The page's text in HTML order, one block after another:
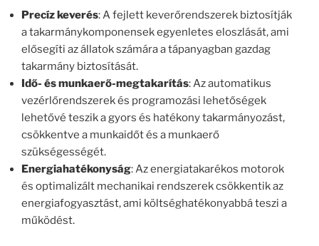
Precíz keverés: A fejlett keverőrendszerek biztosítják
a takarmánykomponensek egyenletes eloszlását, ami
elősegíti az állatok számára a tápanyagban gazdag
takarmány biztosítását.
Idő- és munkaerő-megtakarítás: Az automatikus
vezérlőrendszerek és programozási lehetőségek
lehetővé teszik a gyors és hatékony takarmányozást,
csökkentve a munkaidőt és a munkaerő
szükségességét.
Energiahatékonyság: Az energiatakarékos motorok
és optimalizált mechanikai rendszerek csökkentik az
energiafogyasztást, ami költséghatékonyabbá teszi a
működést.